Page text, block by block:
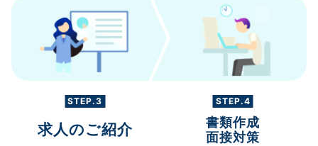
STEP.3
求人のご紹介
STEP.4
書類作成
面接対策